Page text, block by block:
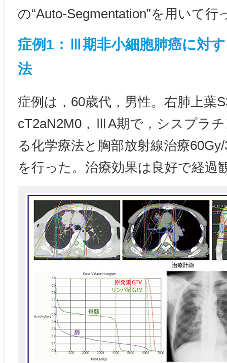
の“Auto-Segmentation”を用いて行
症例1：Ⅲ期非小細胞肺癌に対
法
症例は，60歳代，男性。右肺上葉
cT2aN2M0，ⅢA期で，シスプラ
る化学療法と胸部放射線治療
を行った。治療効果は良好で経過